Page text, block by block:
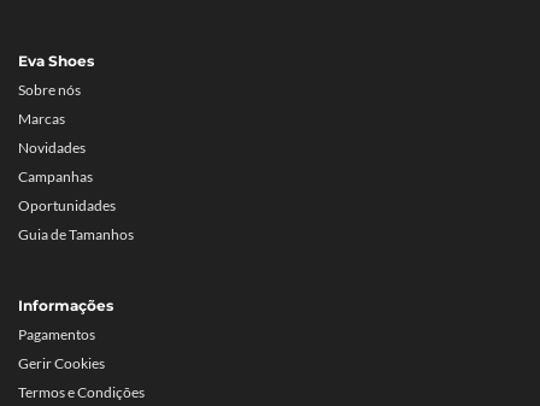
Eva Shoes
Sobre nós
Marcas
Novidades
Campanhas
Oportunidades
Guia de Tamanhos
Informações
Pagamentos
Gerir Cookies
Termos e Condições